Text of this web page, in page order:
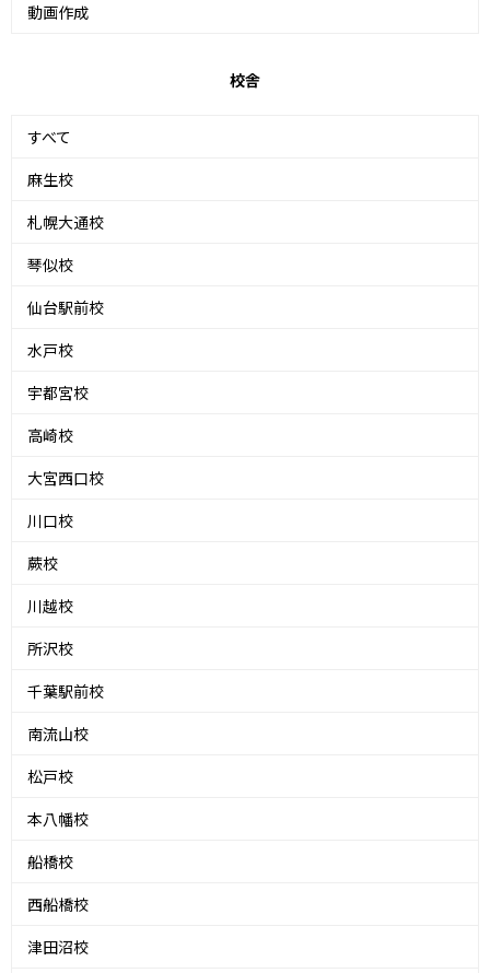
動画作成
校舎
すべて
麻生校
札幌大通校
琴似校
仙台駅前校
水戸校
宇都宮校
高崎校
大宮西口校
川口校
蕨校
川越校
所沢校
千葉駅前校
南流山校
松戸校
本八幡校
船橋校
西船橋校
津田沼校